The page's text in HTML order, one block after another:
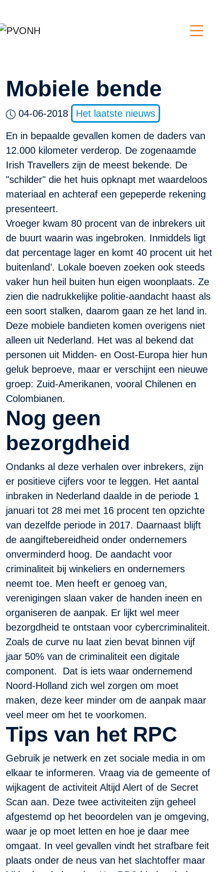
Mobiele bende
04-06-2018 Het laatste nieuws
En in bepaalde gevallen komen de daders van
12.000 kilometer verderop. De zogenaamde
Irish Travellers zijn de meest bekende. De
"schilder" die het huis opknapt met waardeloos
materiaal en achteraf een gepeperde rekening
presenteert.
Vroeger kwam 80 procent van de inbrekers uit
de buurt waarin was ingebroken. Inmiddels ligt
dat percentage lager en komt 40 procent uit het
buitenland’. Lokale boeven zoeken ook steeds
vaker hun heil buiten hun eigen woonplaats. Ze
zien die nadrukkelijke politie-aandacht haast als
een soort stalken, daarom gaan ze het land in.
Deze mobiele bandieten komen overigens niet
alleen uit Nederland. Het was al bekend dat
personen uit Midden- en Oost-Europa hier hun
geluk beproeve, maar er verschijnt een nieuwe
groep: Zuid-Amerikanen, vooral Chilenen en
Colombianen.
Nog geen
bezorgdheid
Ondanks al deze verhalen over inbrekers, zijn
er positieve cijfers voor te leggen. Het aantal
inbraken in Nederland daalde in de periode 1
januari tot 28 mei met 16 procent ten opzichte
van dezelfde periode in 2017. Daarnaast blijft
de aangiftebereidheid onder ondernemers
onverminderd hoog. De aandacht voor
criminaliteit bij winkeliers en ondernemers
neemt toe. Men heeft er genoeg van,
verenigingen slaan vaker de handen ineen en
organiseren de aanpak. Er lijkt wel meer
bezorgdheid te ontstaan voor cybercriminaliteit.
Zoals de curve nu laat zien bevat binnen vijf
jaar 50% van de criminaliteit een digitale
component. Dat is iets waar ondernemend
Noord-Holland zich wel zorgen om moet
maken, deze keer minder om de aanpak maar
veel meer om het te voorkomen.
Tips van het RPC
Gebruik je netwerk en zet sociale media in om
elkaar te informeren. Vraag via de gemeente of
wijkagent de activiteit Altijd Alert of de Secret
Scan aan. Deze twee activiteiten zijn geheel
afgestemd op het beoordelen van je omgeving,
waar je op moet letten en hoe je daar mee
omgaat. In veel gevallen vindt het strafbare feit
plaats onder de neus van het slachtoffer maar